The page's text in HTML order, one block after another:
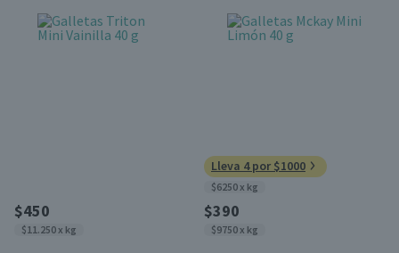
$450
$11.250 x kg
Lleva 4 por $1000
$6250 x kg
$390
$9750 x kg